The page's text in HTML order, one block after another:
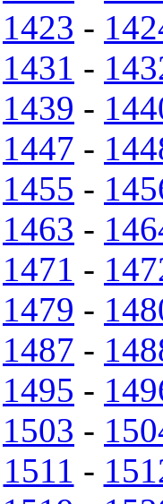
1423 -
1431 -
1439 -
1447 -
1455 -
1463 -
1471 -
1479 -
1487 -
1495 -
1503 -
1511 -